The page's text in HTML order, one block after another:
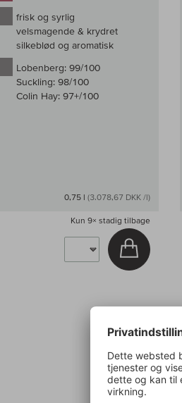
frisk og syrlig
velsmagende & krydret
silkeblød og aromatisk
Lobenberg: 99/100
Suckling: 98/100
Colin Hay: 97+/100
0,75 l (3.078,67 DKK /l)
Kun 9× stadig tilbage
Læg i kurv